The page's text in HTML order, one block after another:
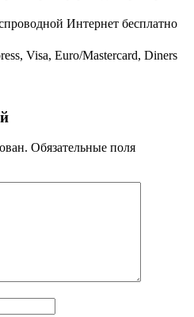
Интернет бесплатно
Visa, Euro/Mastercard, Diners
Обязательные поля